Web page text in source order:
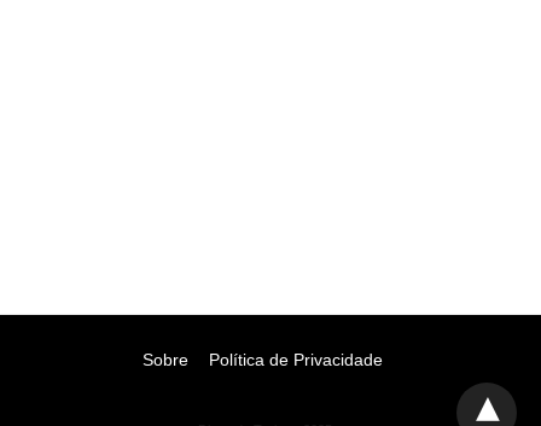
Sobre Política de Privacidade